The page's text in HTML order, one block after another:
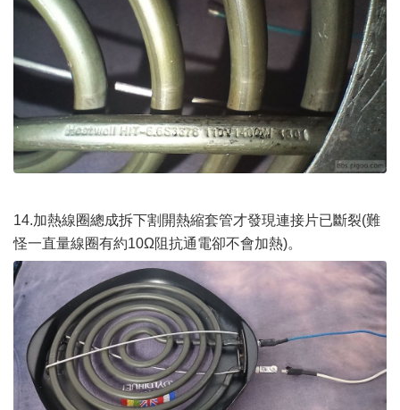
14.加熱線圈總成拆下割開熱縮套管才發現連接片已斷裂(難
怪一直量線圈有約10Ω阻抗通電卻不會加熱)。